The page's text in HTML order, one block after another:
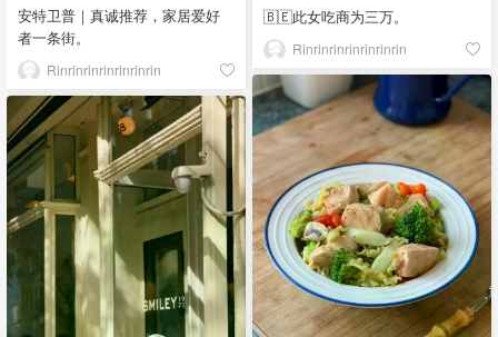
安特卫普｜真诚推荐，家居爱好
者一条街。
Rinrinrinrinrinrinrin
🇧🇪此女吃商为三万。
Rinrinrinrinrinrinrin